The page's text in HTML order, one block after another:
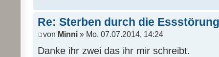
Re: Sterben durch die Essstörung
von Minni » Mo. 07.07.2014, 14:24
Danke ihr zwei das ihr mir schreibt.